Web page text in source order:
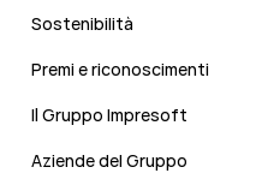
Sostenibilità
Premi e riconoscimenti
Il Gruppo Impresoft
Aziende del Gruppo